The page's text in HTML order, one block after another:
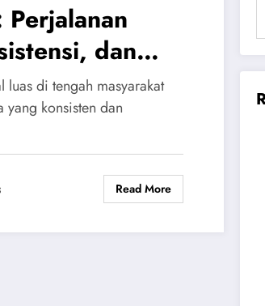
Perjalanan
dan
luas di tengah masyarakat
konsisten dan
Read More